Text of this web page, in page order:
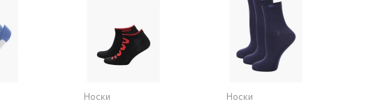
Носки Носки